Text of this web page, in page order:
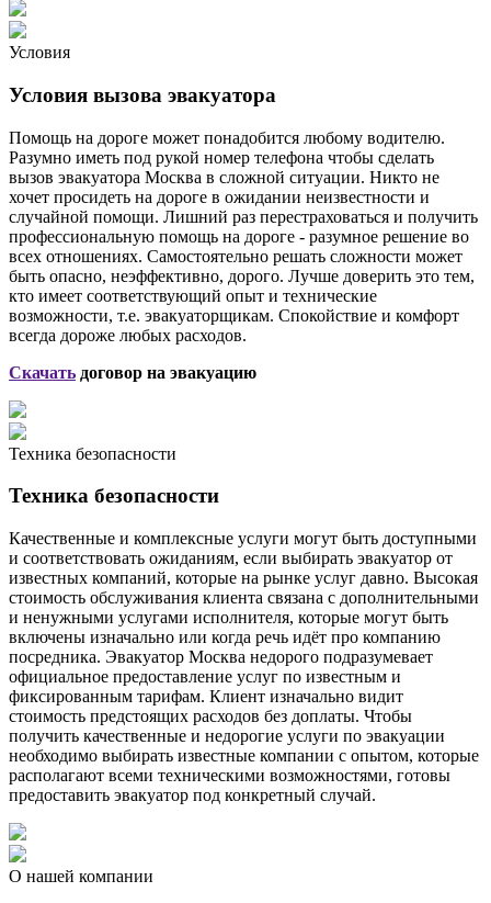
Условия
Условия вызова эвакуатора
Помощь на дороге может понадобится любому водителю.
Разумно иметь под рукой номер телефона чтобы сделать
вызов эвакуатора Москва в сложной ситуации. Никто не
хочет просидеть на дороге в ожидании неизвестности и
случайной помощи. Лишний раз перестраховаться и получить
профессиональную помощь на дороге - разумное решение во
всех отношениях. Самостоятельно решать сложности может
быть опасно, неэффективно, дорого. Лучше доверить это тем,
кто имеет соответствующий опыт и технические
возможности, т.е. эвакуаторщикам. Спокойствие и комфорт
всегда дороже любых расходов.
Скачать договор на эвакуацию
Техника безопасности
Техника безопасности
Качественные и комплексные услуги могут быть доступными
и соответствовать ожиданиям, если выбирать эвакуатор от
известных компаний, которые на рынке услуг давно. Высокая
стоимость обслуживания клиента связана с дополнительными
и ненужными услугами исполнителя, которые могут быть
включены изначально или когда речь идёт про компанию
посредника. Эвакуатор Москва недорого подразумевает
официальное предоставление услуг по известным и
фиксированным тарифам. Клиент изначально видит
стоимость предстоящих расходов без доплаты. Чтобы
получить качественные и недорогие услуги по эвакуации
необходимо выбирать известные компании с опытом, которые
располагают всеми техническими возможностями, готовы
предоставить эвакуатор под конкретный случай.
О нашей компании